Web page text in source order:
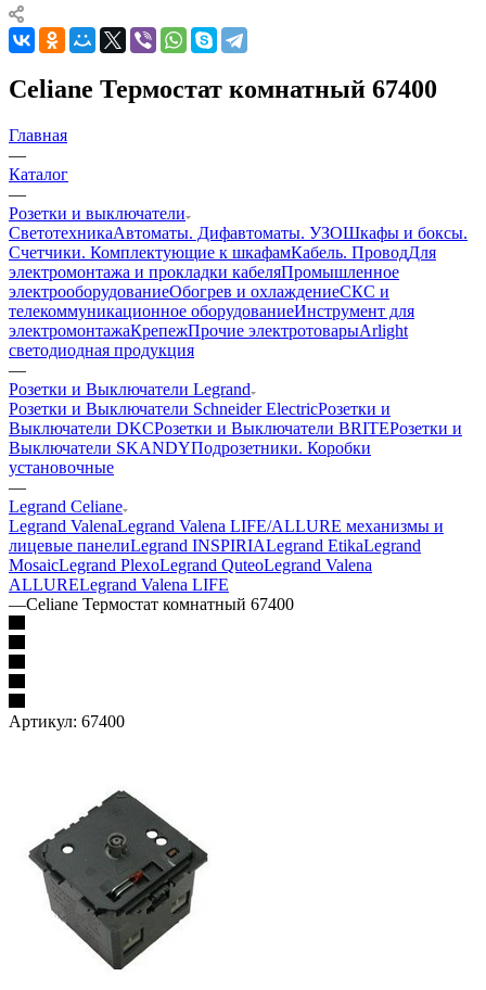
Celiane Термостат комнатный 67400
Главная
—
Каталог
—
Розетки и выключатели
СветотехникаАвтоматы. Дифавтоматы. УЗОШкафы и боксы.
Счетчики. Комплектующие к шкафамКабель. ПроводДля
электромонтажа и прокладки кабеляПромышленное
электрооборудованиеОбогрев и охлаждениеСКС и
телекоммуникационное оборудованиеИнструмент для
электромонтажаКрепежПрочие электротоварыArlight
светодиодная продукция
—
Розетки и Выключатели Legrand
Розетки и Выключатели Schneider ElectricРозетки и
Выключатели DKCРозетки и Выключатели BRITEРозетки и
Выключатели SKANDYПодрозетники. Коробки
установочные
—
Legrand Celiane
Legrand ValenaLegrand Valena LIFE/ALLURE механизмы и
лицевые панелиLegrand INSPIRIALegrand EtikaLegrand
MosaicLegrand PlexoLegrand QuteoLegrand Valena
ALLURELegrand Valena LIFE
—Celiane Термостат комнатный 67400
Артикул: 67400